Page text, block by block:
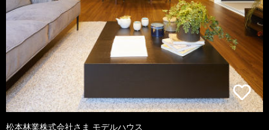
松本林業株式会社さま モデルハウス